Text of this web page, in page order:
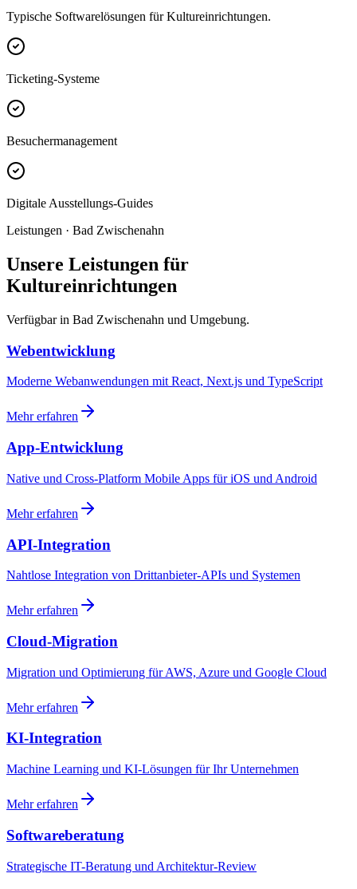
Typische Softwarelösungen für Kultureinrichtungen.
Ticketing-Systeme
Besuchermanagement
Digitale Ausstellungs-Guides
Leistungen · Bad Zwischenahn
Unsere Leistungen für
Kultureinrichtungen
Verfügbar in Bad Zwischenahn und Umgebung.
Webentwicklung
Moderne Webanwendungen mit React, Next.js und TypeScript
Mehr erfahren
App-Entwicklung
Native und Cross-Platform Mobile Apps für iOS und Android
Mehr erfahren
API-Integration
Nahtlose Integration von Drittanbieter-APIs und Systemen
Mehr erfahren
Cloud-Migration
Migration und Optimierung für AWS, Azure und Google Cloud
Mehr erfahren
KI-Integration
Machine Learning und KI-Lösungen für Ihr Unternehmen
Mehr erfahren
Softwareberatung
Strategische IT-Beratung und Architektur-Review